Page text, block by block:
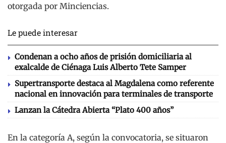
otorgada por Minciencias.
Le puede interesar
Condenan a ocho años de prisión domiciliaria al
exalcalde de Ciénaga Luis Alberto Tete Samper
Supertransporte destaca al Magdalena como referente
nacional en innovación para terminales de transporte
Lanzan la Cátedra Abierta “Plato 400 años”
En la categoría A, según la convocatoria, se situaron